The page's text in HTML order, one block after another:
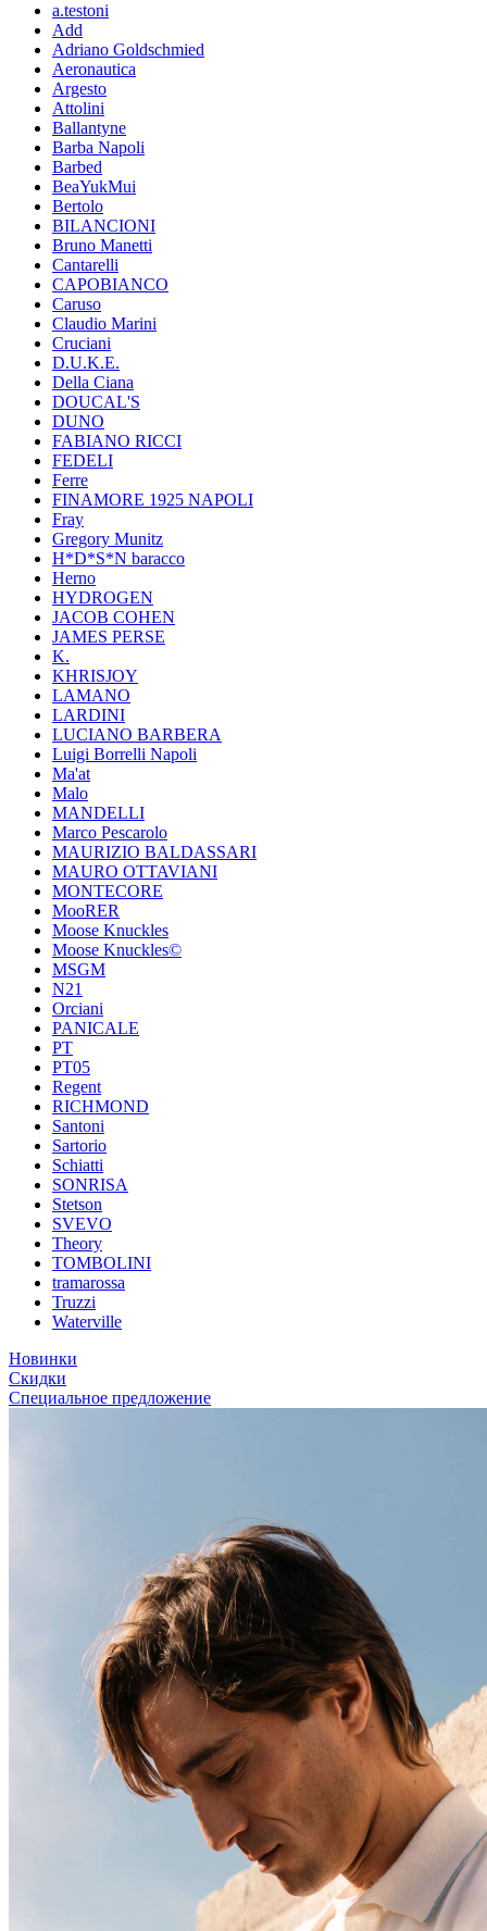
a.testoni
Add
Adriano Goldschmied
Aeronautica
Argesto
Attolini
Ballantyne
Barba Napoli
Barbed
BeaYukMui
Bertolo
BILANCIONI
Bruno Manetti
Cantarelli
CAPOBIANCO
Caruso
Claudio Marini
Cruciani
D.U.K.E.
Della Ciana
DOUCAL'S
DUNO
FABIANO RICCI
FEDELI
Ferre
FINAMORE 1925 NAPOLI
Fray
Gregory Munitz
H*D*S*N baracco
Herno
HYDROGEN
JACOB COHEN
JAMES PERSE
K.
KHRISJOY
LAMANO
LARDINI
LUCIANO BARBERA
Luigi Borrelli Napoli
Ma'at
Malo
MANDELLI
Marco Pescarolo
MAURIZIO BALDASSARI
MAURO OTTAVIANI
MONTECORE
MooRER
Moose Knuckles
Moose Knuckles©️
MSGM
N21
Orciani
PANICALE
PT
PT05
Regent
RICHMOND
Santoni
Sartorio
Schiatti
SONRISA
Stetson
SVEVO
Theory
TOMBOLINI
tramarossa
Truzzi
Waterville
Новинки
Скидки
Специальное предложение